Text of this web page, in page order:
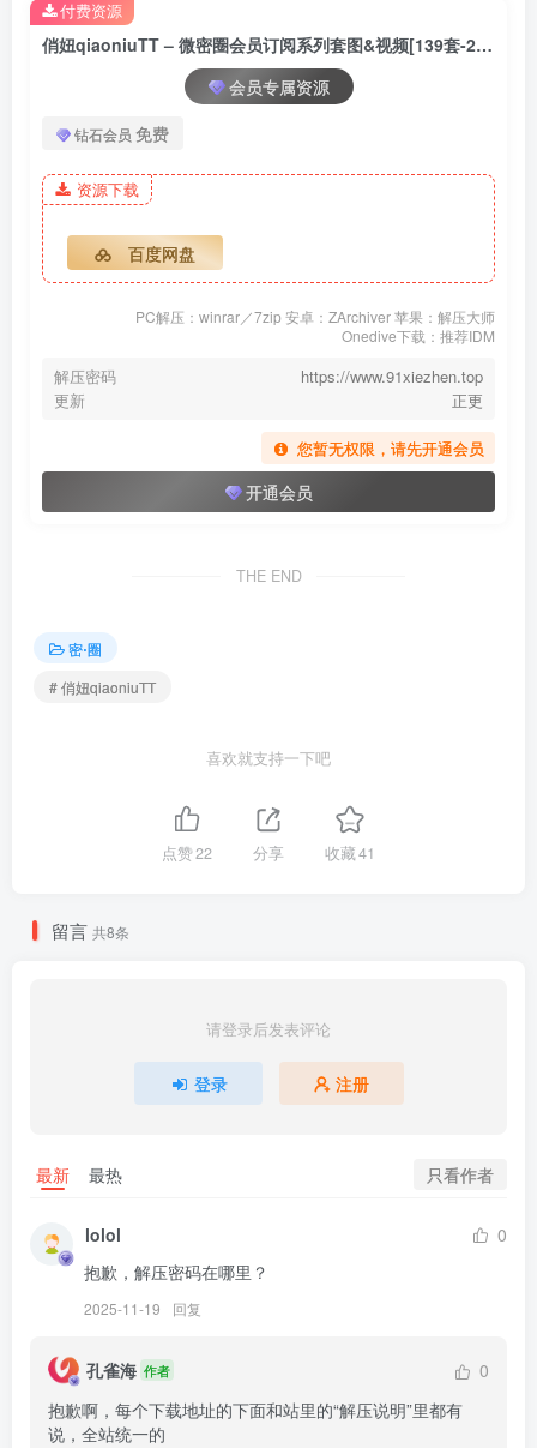
[268P]_125
002.俏妞qiaoniuTT-微密圈会
合集目录(持续更新…)
俏妞qiaoniuTT – NO.139 战损版瑜伽裤[27P]
俏妞qiaoniuTT – NO.138 情欲慢慢黑丝腿控[21P]
俏妞qiaoniuTT – NO.137 黑西服ol[17P]
俏妞qiaoniuTT – NO.136 蕾丝内裤交叉绑带丁字[36P]
[2026.2.5]
[11.30]
俏妞qiaoniuTT – NO.134 花瓣蜜桃[17P-1V-8.7M]
[11.18]
俏妞qiaoniuTT – NO.133 丁字裤+超细水晶钻比基尼[15P-41.2M]
俏妞qiaoniuTT – 微密圈会员订阅系列套图&视频[139套-2026.6]
会员专属资源
钻石会员 免费
资源下载
百度网盘
PC解压：winrar／7zip 安卓：ZArchiver 苹果：解压大师
Onedive下载：推荐IDM
解压密码
https://www.91xiezhen.top
更新
正更
您暂无权限，请先开通会员
开通会员
付费资源
THE END
密⋅圈
# 俏妞qiaoniuTT
喜欢就支持一下吧
点赞22 分享 收藏41
留言 共8条
请登录后发表评论
登录 注册
最新 最热 只看作者
lolol
0
抱歉，解压密码在哪里？
2025-11-19 回复
孔雀海 作者
0
抱歉啊，每个下载地址的下面和站里的“解压说明”里都有
说，全站统一的